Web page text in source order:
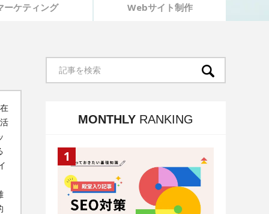
ーケティング Webサイト制作
MONTHLY RANKING